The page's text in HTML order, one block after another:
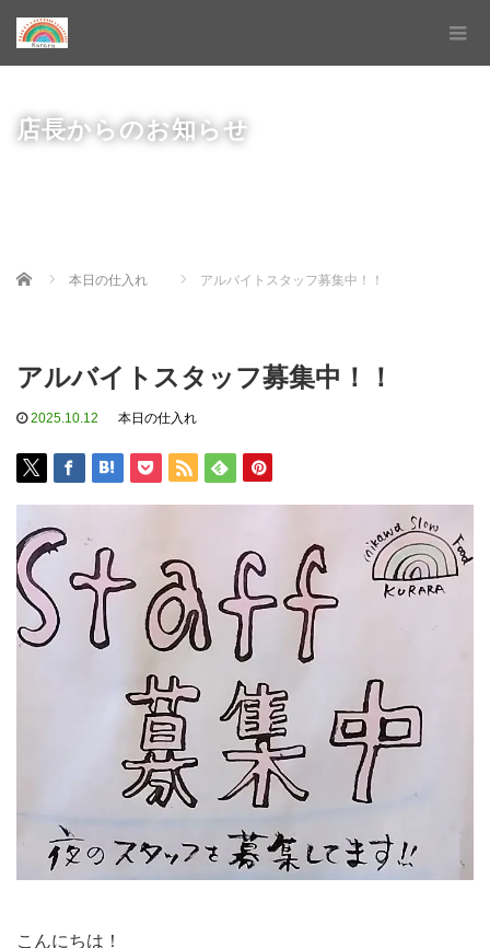
店長からのお知らせ
Home 本日の仕入れ アルバイトスタッフ募集中！！
アルバイトスタッフ募集中！！
2025.10.12 本日の仕入れ
こんにちは！